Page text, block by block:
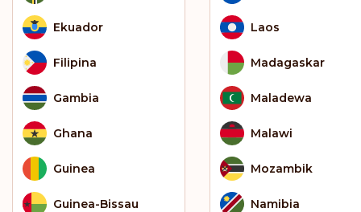
Ekuador
Filipina
Gambia
Ghana
Guinea
Guinea-Bissau
Laos
Madagaskar
Maladewa
Malawi
Mozambik
Namibia